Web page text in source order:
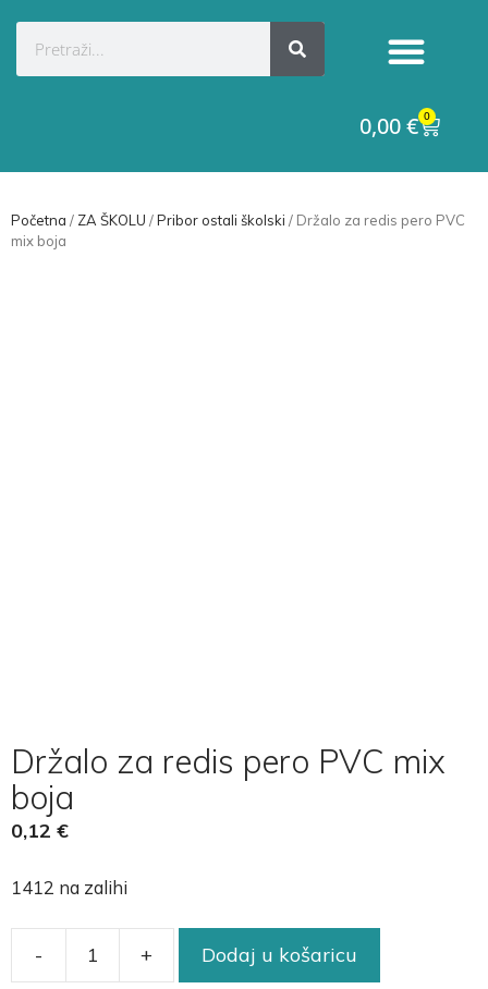
0,00€ 0
Početna / ZA ŠKOLU /Pribor ostali školski / Držalo za redis pero PVC
mix boja
Držalo za redis pero PVC mix
boja
0,12 €
1412 na zalihi
- + Dodaj u košaricu